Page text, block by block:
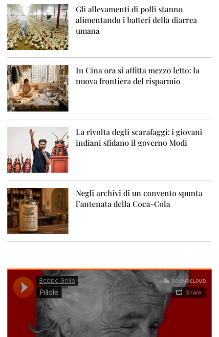
Gli allevamenti di polli stanno
alimentando i batteri della diarrea
umana
In Cina ora si affitta mezzo letto: la
nuova frontiera del risparmio
La rivolta degli scarafaggi: i giovani
indiani sfidano il governo Modi
Negli archivi di un convento spunta
l’antenata della Coca-Cola